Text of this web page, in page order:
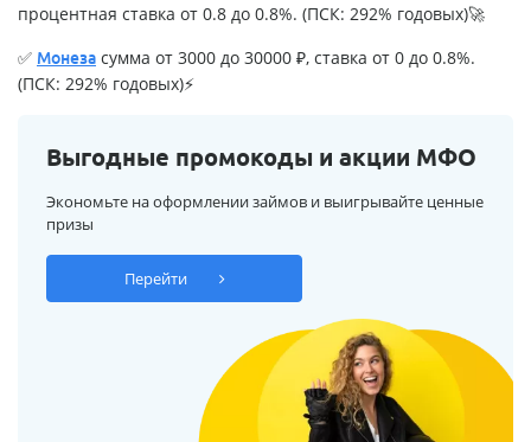
процентная ставка от 0.8 до 0.8%. (ПСК: 292% годовых)🚀
✅ Монеза сумма от 3000 до 30000 ₽, ставка от 0 до 0.8%.
(ПСК: 292% годовых)⚡
Выгодные промокоды и акции МФО
Экономьте на оформлении займов и выигрывайте ценные
призы
Перейти